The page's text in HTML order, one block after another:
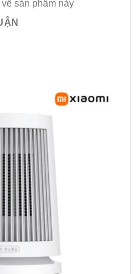
sản phẩm này